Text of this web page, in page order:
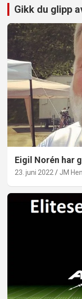
Gikk du glipp
Eigil Norén har
23. juni 2022 JM